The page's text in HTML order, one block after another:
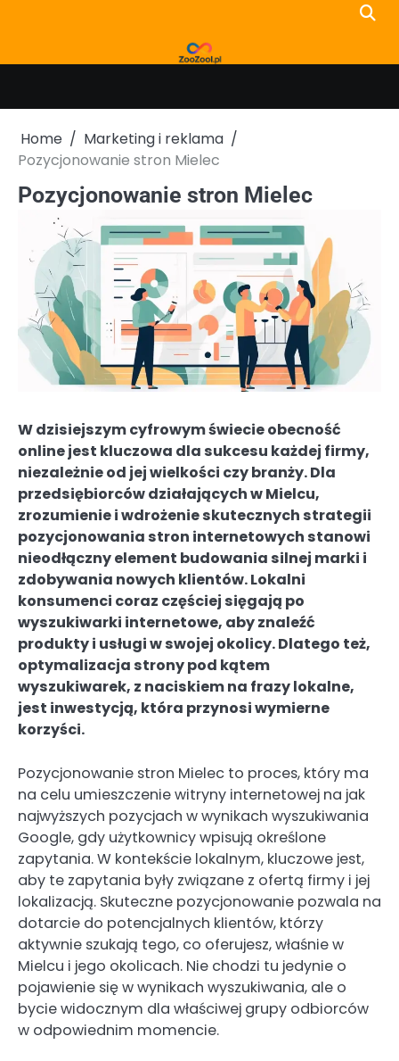
Home
Marketing i reklama
Pozycjonowanie stron Mielec
Pozycjonowanie stron Mielec
W dzisiejszym cyfrowym świecie obecność
online jest kluczowa dla sukcesu każdej firmy,
niezależnie od jej wielkości czy branży. Dla
przedsiębiorców działających w Mielcu,
zrozumienie i wdrożenie skutecznych strategii
pozycjonowania stron internetowych stanowi
nieodłączny element budowania silnej marki i
zdobywania nowych klientów. Lokalni
konsumenci coraz częściej sięgają po
wyszukiwarki internetowe, aby znaleźć
produkty i usługi w swojej okolicy. Dlatego też,
optymalizacja strony pod kątem
wyszukiwarek, z naciskiem na frazy lokalne,
jest inwestycją, która przynosi wymierne
korzyści.
Pozycjonowanie stron Mielec to proces, który ma
na celu umieszczenie witryny internetowej na jak
najwyższych pozycjach w wynikach wyszukiwania
Google, gdy użytkownicy wpisują określone
zapytania. W kontekście lokalnym, kluczowe jest,
aby te zapytania były związane z ofertą firmy i jej
lokalizacją. Skuteczne pozycjonowanie pozwala na
dotarcie do potencjalnych klientów, którzy
aktywnie szukają tego, co oferujesz, właśnie w
Mielcu i jego okolicach. Nie chodzi tu jedynie o
pojawienie się w wynikach wyszukiwania, ale o
bycie widocznym dla właściwej grupy odbiorców
w odpowiednim momencie.